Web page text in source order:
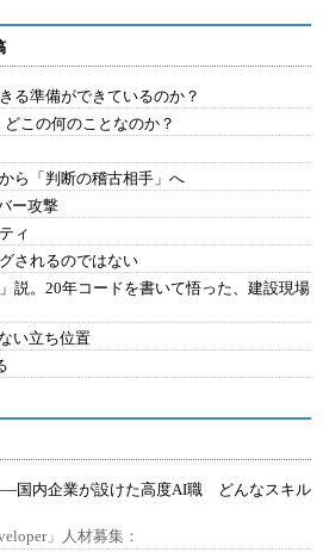
る準備ができているのか？
この何のことなのか？
ら「判断の稽古相手」へ
ー攻撃
ィ
されるのではない
説。20年コードを書いて悟った、建設現場
い立ち位置
国内企業が設けた高度AI職 どんなスキル
」人材募集：